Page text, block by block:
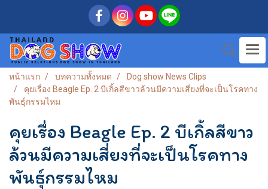
หน้าแรก บทความทั้งหมด
Dog show News Clips
คุยเรื่อง Beagle Ep. 2 บีเกิ้ลสีขาวล้วนมีความเสี่ยงที่จะเป็นโรคทาง
พันธุ์กรรมไหม
คุยเรื่อง Beagle Ep. 2 บีเกิ้ลสีขาว
ล้วนมีความเสี่ยงที่จะเป็นโรคทาง
พันธุ์กรรมไหม